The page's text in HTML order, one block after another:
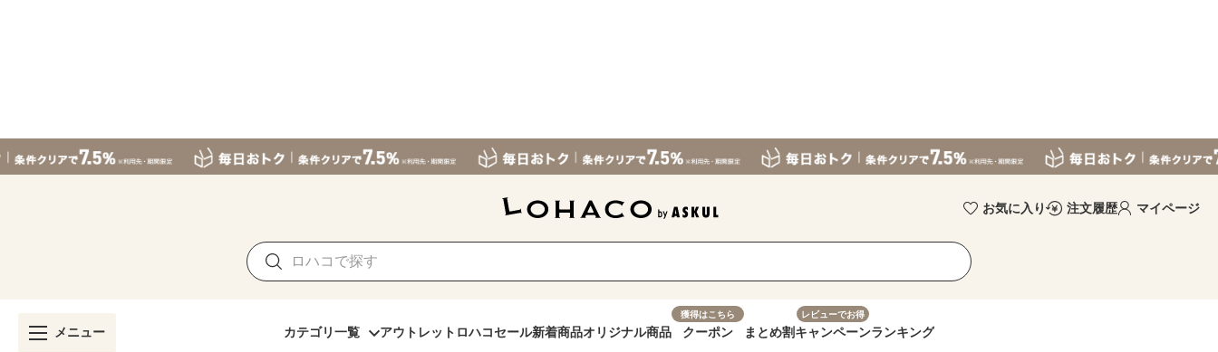
お気に入り 注文履歴 マイページ
メニュー カテゴリ一覧 アウトレット ロハコセール新着商品オリジナル商品
獲得はこちら
クーポン まとめ割
レビューでお得
キャンペーンランキング